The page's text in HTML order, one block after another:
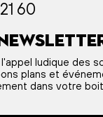
60
ludique des
plans et
dans votre